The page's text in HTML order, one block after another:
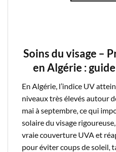
Soins du visage –
en Algérie :
En Algérie, l’indice UV
niveaux très élevés autour
mai à septembre, ce qui
solaire du visage
vraie couverture UVA et
pour éviter coups de soleil,